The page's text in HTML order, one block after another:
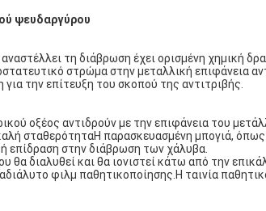
ψευδαργύρου
τη διάβρωση έχει ορισμένη χημική
στρώμα στην μεταλλική επιφάνεια
την επίτευξη του σκοπού της αντιτριβής.
οξέος αντιδρούν με την επιφάνεια του
σταθερότηταΗ παρασκευασμένη μπογιά,
επίδραση στην διάβρωση των χάλυβα.
διαλυθεί και θα ιονιστεί κάτω από την
φιλμ παθητικοποίησης.Η ταινία